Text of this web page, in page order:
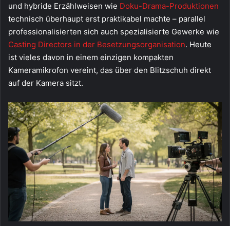
und hybride Erzählweisen wie Doku-Drama-Produktionen
technisch überhaupt erst praktikabel machte – parallel
professionalisierten sich auch spezialisierte Gewerke wie
Casting Directors in der Besetzungsorganisation. Heute
ist vieles davon in einem einzigen kompakten
Kameramikrofon vereint, das über den Blitzschuh direkt
auf der Kamera sitzt.